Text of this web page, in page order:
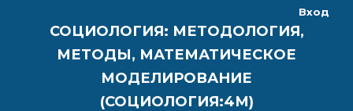
СОЦИОЛОГИЯ: МЕТОДОЛОГИЯ,
МЕТОДЫ, МАТЕМАТИЧЕСКОЕ
МОДЕЛИРОВАНИЕ
(СОЦИОЛОГИЯ:4М)
Вход